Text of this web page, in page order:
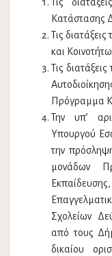
Τις
Κατάστασης
Τις
και
Τις
Πρόγραμμα
Την υπ’
Υπουργού
την
μονάδων
Σχολείων
από τους
δικαίου